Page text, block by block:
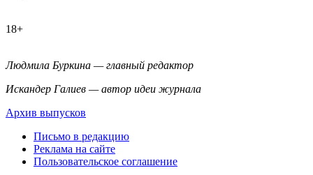
18+
Людмила Буркина — главный редактор
Искандер Галиев — автор идеи журнала
Архив выпусков
Письмо в редакцию
Реклама на сайте
Пользовательское соглашение